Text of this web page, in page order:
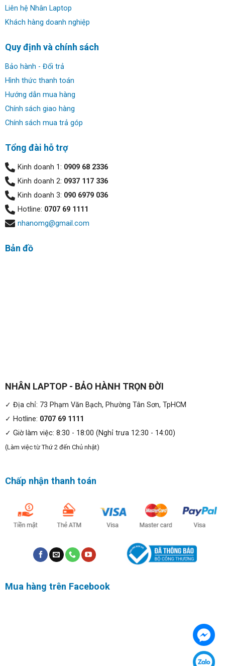
Liên hệ Nhân Laptop
Khách hàng doanh nghiệp
Quy định và chính sách
Bảo hành - Đổi trả
Hình thức thanh toán
Hướng dẫn mua hàng
Chính sách giao hàng
Chính sách mua trả góp
Tổng đài hỗ trợ
Kinh doanh 1: 0909 68 2336
Kinh doanh 2: 0937 117 336
Kinh doanh 3: 090 6979 036
Hotline: 0707 69 1111
nhanomg@gmail.com
Bản đồ
NHÂN LAPTOP - BẢO HÀNH TRỌN ĐỜI
✓ Địa chỉ: 73 Phạm Văn Bạch, Phường Tân Sơn, TpHCM
✓ Hotline: 0707 69 1111
✓ Giờ làm việc: 8:30 - 18:00 (Nghỉ trưa 12:30 - 14:00)
(Làm việc từ Thứ 2 đến Chủ nhật)
Chấp nhận thanh toán
Mua hàng trên Facebook